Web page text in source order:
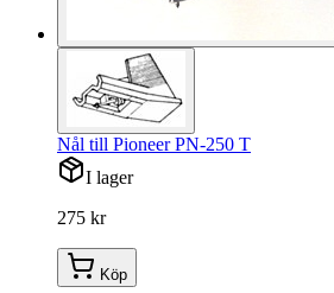
Nål till Pioneer PN-250 T
I lager
275 kr
Köp